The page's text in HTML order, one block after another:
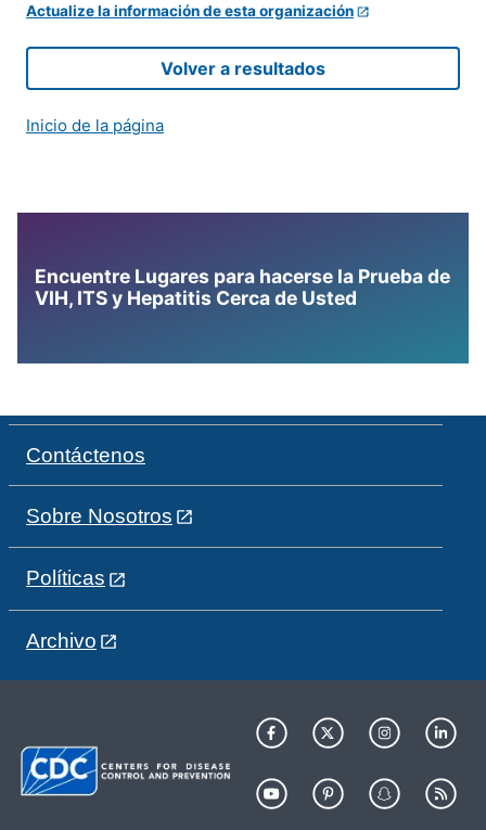
Actualize la información de esta organización
Volver a resultados
Inicio de la página
Encuentre Lugares para hacerse la Prueba de
VIH, ITS y Hepatitis Cerca de Usted
Contáctenos
Sobre Nosotros
Políticas
Archivo